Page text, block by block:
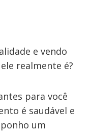
e vendo
realmente é?
para você
é saudável e
um